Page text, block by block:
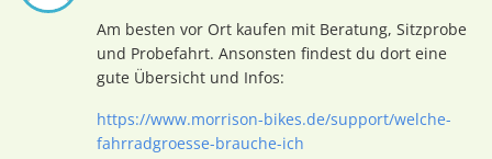
Am besten vor Ort kaufen mit Beratung, Sitzprobe
und Probefahrt. Ansonsten findest du dort eine
gute Übersicht und Infos:
https://www.morrison-bikes.de/support/welche-
fahrradgroesse-brauche-ich